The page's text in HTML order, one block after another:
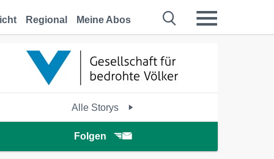
Regional Meine Abos
Alle Storys
Folgen